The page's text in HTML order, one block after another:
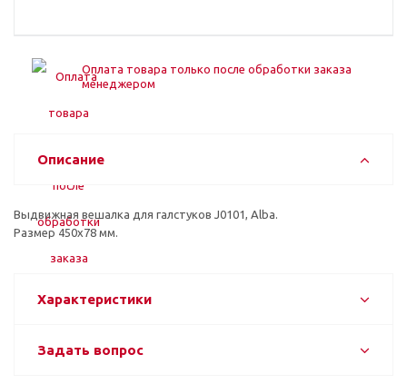
Оплата товара только после обработки заказа
менеджером
Описание
Выдвижная вешалка для галстуков J0101, Alba.
Размер 450х78 мм.
Характеристики
Задать вопрос